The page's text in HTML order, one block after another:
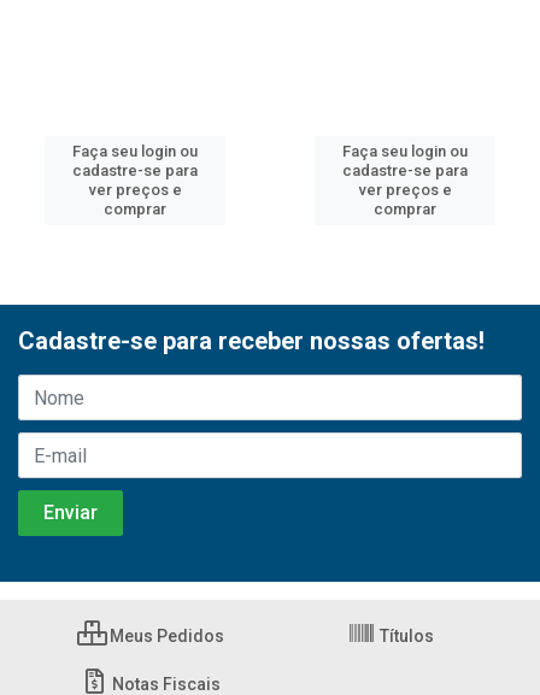
Faça seu login ou
cadastre-se para
ver preços e
comprar
Faça seu login ou
cadastre-se para
ver preços e
comprar
Cadastre-se para receber nossas ofertas!
Meus Pedidos Títulos
Notas Fiscais